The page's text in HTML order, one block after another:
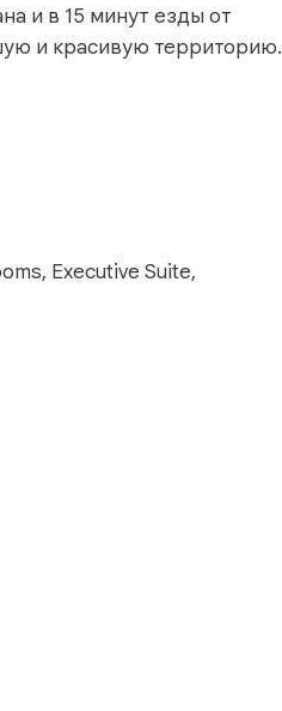
и в 15 минут езды от
и красивую территорию.
Executive Suite,